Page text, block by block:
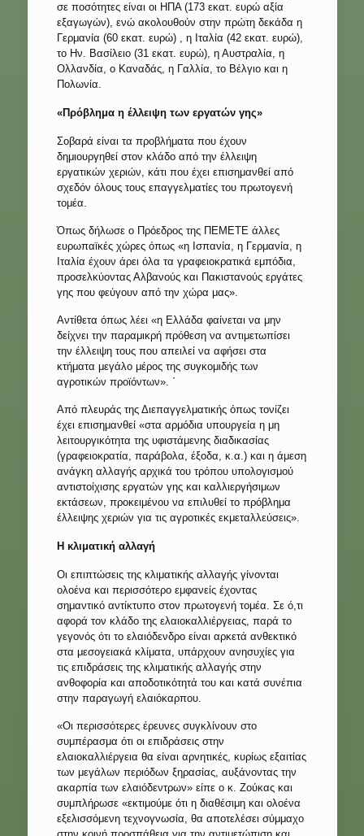
σε ποσότητες είναι οι ΗΠΑ (173 εκατ. ευρώ αξία
εξαγωγών), ενώ ακολουθούν στην πρώτη δεκάδα η
Γερμανία (60 εκατ. ευρώ) , η Ιταλία (42 εκατ. ευρώ),
το Ην. Βασίλειο (31 εκατ. ευρώ), η Αυστραλία, η
Ολλανδία, ο Καναδάς, η Γαλλία, το Βέλγιο και η
Πολωνία.
«Πρόβλημα η έλλειψη των εργατών γης»
Σοβαρά είναι τα προβλήματα που έχουν
δημιουργηθεί στον κλάδο από την έλλειψη
εργατικών χεριών, κάτι που έχει επισημανθεί από
σχεδόν όλους τους επαγγελματίες του πρωτογενή
τομέα.
Όπως δήλωσε ο Πρόεδρος της ΠΕΜΕΤΕ άλλες
ευρωπαϊκές χώρες όπως «η Ισπανία, η Γερμανία, η
Ιταλία έχουν άρει όλα τα γραφειοκρατικά εμπόδια,
προσελκύοντας Αλβανούς και Πακιστανούς εργάτες
γης που φεύγουν από την χώρα μας».
Αντίθετα όπως λέει «η Ελλάδα φαίνεται να μην
δείχνει την παραμικρή πρόθεση να αντιμετωπίσει
την έλλειψη τους που απειλεί να αφήσει στα
κτήματα μεγάλο μέρος της συγκομιδής των
αγροτικών προϊόντων». ΄
Από πλευράς της Διεπαγγελματικής όπως τονίζει
έχει επισημανθεί «στα αρμόδια υπουργεία η μη
λειτουργικότητα της υφιστάμενης διαδικασίας
(γραφειοκρατία, παράβολα, έξοδα, κ.α.) και η άμεση
ανάγκη αλλαγής αρχικά του τρόπου υπολογισμού
αντιστοίχισης εργατών γης και καλλιεργήσιμων
εκτάσεων, προκειμένου να επιλυθεί το πρόβλημα
έλλειψης χεριών για τις αγροτικές εκμεταλλεύσεις».
Η κλιματική αλλαγή
Οι επιπτώσεις της κλιματικής αλλαγής γίνονται
ολοένα και περισσότερο εμφανείς έχοντας
σημαντικό αντίκτυπο στον πρωτογενή τομέα. Σε ό,τι
αφορά τον κλάδο της ελαιοκαλλιέργειας, παρά το
γεγονός ότι το ελαιόδενδρο είναι αρκετά ανθεκτικό
στα μεσογειακά κλίματα, υπάρχουν ανησυχίες για
τις επιδράσεις της κλιματικής αλλαγής στην
ανθοφορία και αποδοτικότητά του και κατά συνέπια
στην παραγωγή ελαιόκαρπου.
«Οι περισσότερες έρευνες συγκλίνουν στο
συμπέρασμα ότι οι επιδράσεις στην
ελαιοκαλλιέργεια θα είναι αρνητικές, κυρίως εξαιτίας
των μεγάλων περιόδων ξηρασίας, αυξάνοντας την
ακαρπία των ελαιόδεντρων» είπε ο κ. Ζούκας και
συμπλήρωσε «εκτιμούμε ότι η διαθέσιμη και ολοένα
εξελισσόμενη τεχνογνωσία, θα αποτελέσει σύμμαχο